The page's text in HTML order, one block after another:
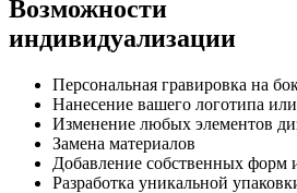
Возможности
индивидуализации
Персональная гравировка на
Нанесение вашего логотипа
Изменение любых элементов
Замена материалов
Добавление собственных форм
Разработка уникальной